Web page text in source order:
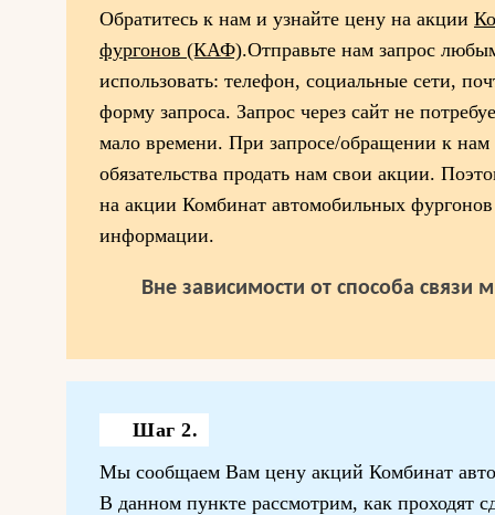
Обратитесь к нам и узнайте цену на акции
фургонов (КАФ).Отправьте нам запрос
использовать: телефон, социальные сети,
форму запроса. Запрос через сайт не
мало времени. При запросе/обращении к нам
обязательства продать нам свои акции.
на акции Комбинат автомобильных
информации.
Вне зависимости от способа связи
Шаг 2.
Мы сообщаем Вам цену акций Комбинат
В данном пункте рассмотрим, как проходят